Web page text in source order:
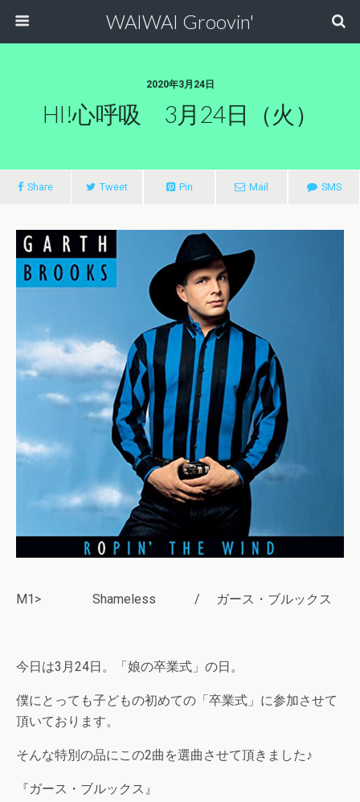
WAIWAI Groovin'
2020年3月24日
HI!心呼吸 3月24日（火）
Share Tweet Pin Mail SMS
M1> Shameless / ガース・ブルックス
今日は3月24日。「娘の卒業式」の日。
僕にとっても子どもの初めての「卒業式」に参加させて
頂いております。
そんな特別の品にこの2曲を選曲させて頂きました♪
『ガース・ブルックス』